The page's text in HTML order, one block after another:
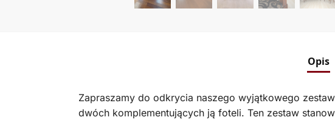
Opis
Zapraszamy do odkrycia naszego wyjątkowego
dwóch komplementujących ją foteli. Ten zestaw